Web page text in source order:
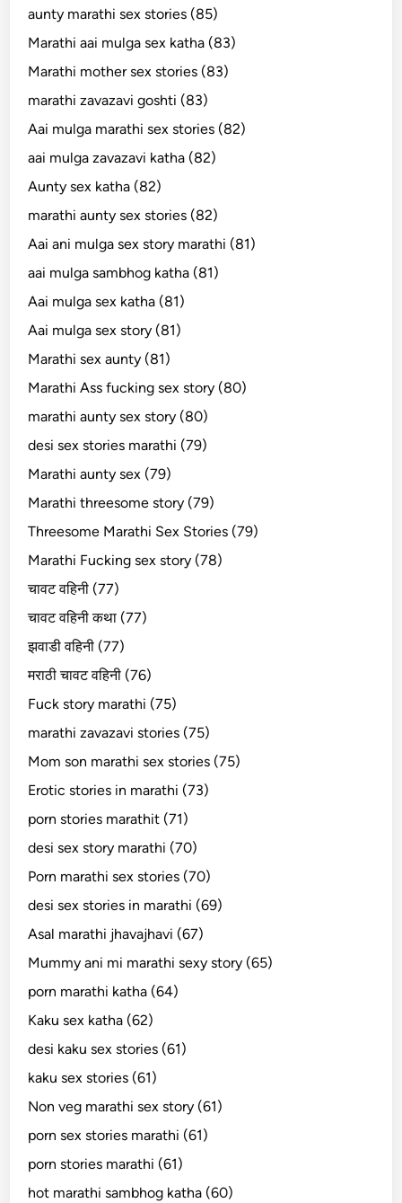
aunty marathi sex stories (85)
Marathi aai mulga sex katha (83)
Marathi mother sex stories (83)
marathi zavazavi goshti (83)
Aai mulga marathi sex stories (82)
aai mulga zavazavi katha (82)
Aunty sex katha (82)
marathi aunty sex stories (82)
Aai ani mulga sex story marathi (81)
aai mulga sambhog katha (81)
Aai mulga sex katha (81)
Aai mulga sex story (81)
Marathi sex aunty (81)
Marathi Ass fucking sex story (80)
marathi aunty sex story (80)
desi sex stories marathi (79)
Marathi aunty sex (79)
Marathi threesome story (79)
Threesome Marathi Sex Stories (79)
Marathi Fucking sex story (78)
चावट वहिनी (77)
चावट वहिनी कथा (77)
झवाडी वहिनी (77)
मराठी चावट वहिनी (76)
Fuck story marathi (75)
marathi zavazavi stories (75)
Mom son marathi sex stories (75)
Erotic stories in marathi (73)
porn stories marathit (71)
desi sex story marathi (70)
Porn marathi sex stories (70)
desi sex stories in marathi (69)
Asal marathi jhavajhavi (67)
Mummy ani mi marathi sexy story (65)
porn marathi katha (64)
Kaku sex katha (62)
desi kaku sex stories (61)
kaku sex stories (61)
Non veg marathi sex story (61)
porn sex stories marathi (61)
porn stories marathi (61)
hot marathi sambhog katha (60)